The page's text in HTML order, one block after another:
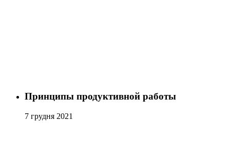
Принципы продуктивной работы
7 грудня 2021